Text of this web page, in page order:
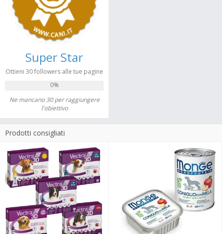
Super Star
Ottieni 30 followers alle tue pagine
0%
Ne mancano 30 per raggiungere
l'obiettivo
Prodotti consigliati